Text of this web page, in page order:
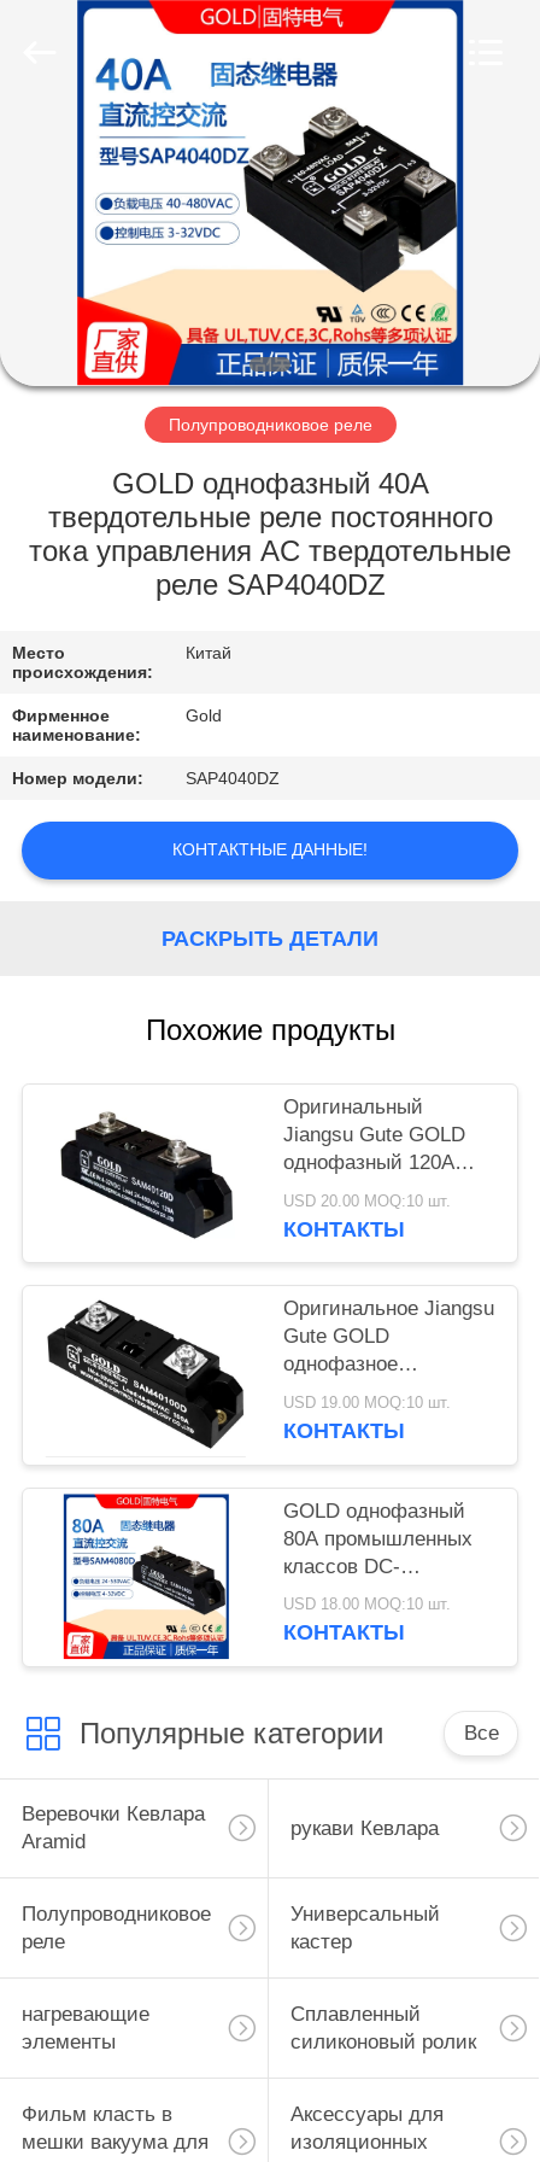
ГЛАВНАЯ
СТРАНИЦА
ПРОДУКЦИЯ
КОМПАНИИ
ФАБРИКА
КОНТРОЛЬ
КАЧЕСТВА
КОНТАКТНЫЕ
ДАННЫЕ
НОВОСТИ
ОТПРАВИТЬ
PRIVACY
POLICY
Полупроводниковое реле
GOLD однофазный 40A
твердотельные реле постоянного
тока управления AC твердотельные
реле SAP4040DZ
Место
происхождения:
Китай
Фирменное
наименование:
Gold
Номер модели: SAP4040DZ
КОНТАКТНЫЕ ДАННЫЕ!
РАСКРЫТЬ ДЕТАЛИ
Похожие продукты
Оригинальный
Jiangsu Gute GOLD
однофазный 120A
промышленный
твердотельные реле
управления AC
USD 20.00 MOQ:10 шт.
КОНТАКТЫ
Оригинальное Jiangsu
Gute GOLD
однофазное
промышленное
одночасовое
USD 19.00 MOQ:10 шт.
КОНТАКТЫ
GOLD однофазный
80A промышленных
классов DC-
управляемый
переменный ток
USD 18.00 MOQ:10 шт.
КОНТАКТЫ
Популярные категории Все
Веревочки Кевлара
Aramid
рукави Кевлара
Полупроводниковое
реле
Универсальный
кастер
нагревающие
элементы
Сплавленный
силиконовый ролик
Фильм класть в
мешки вакуума для
Аксессуары для
изоляционных